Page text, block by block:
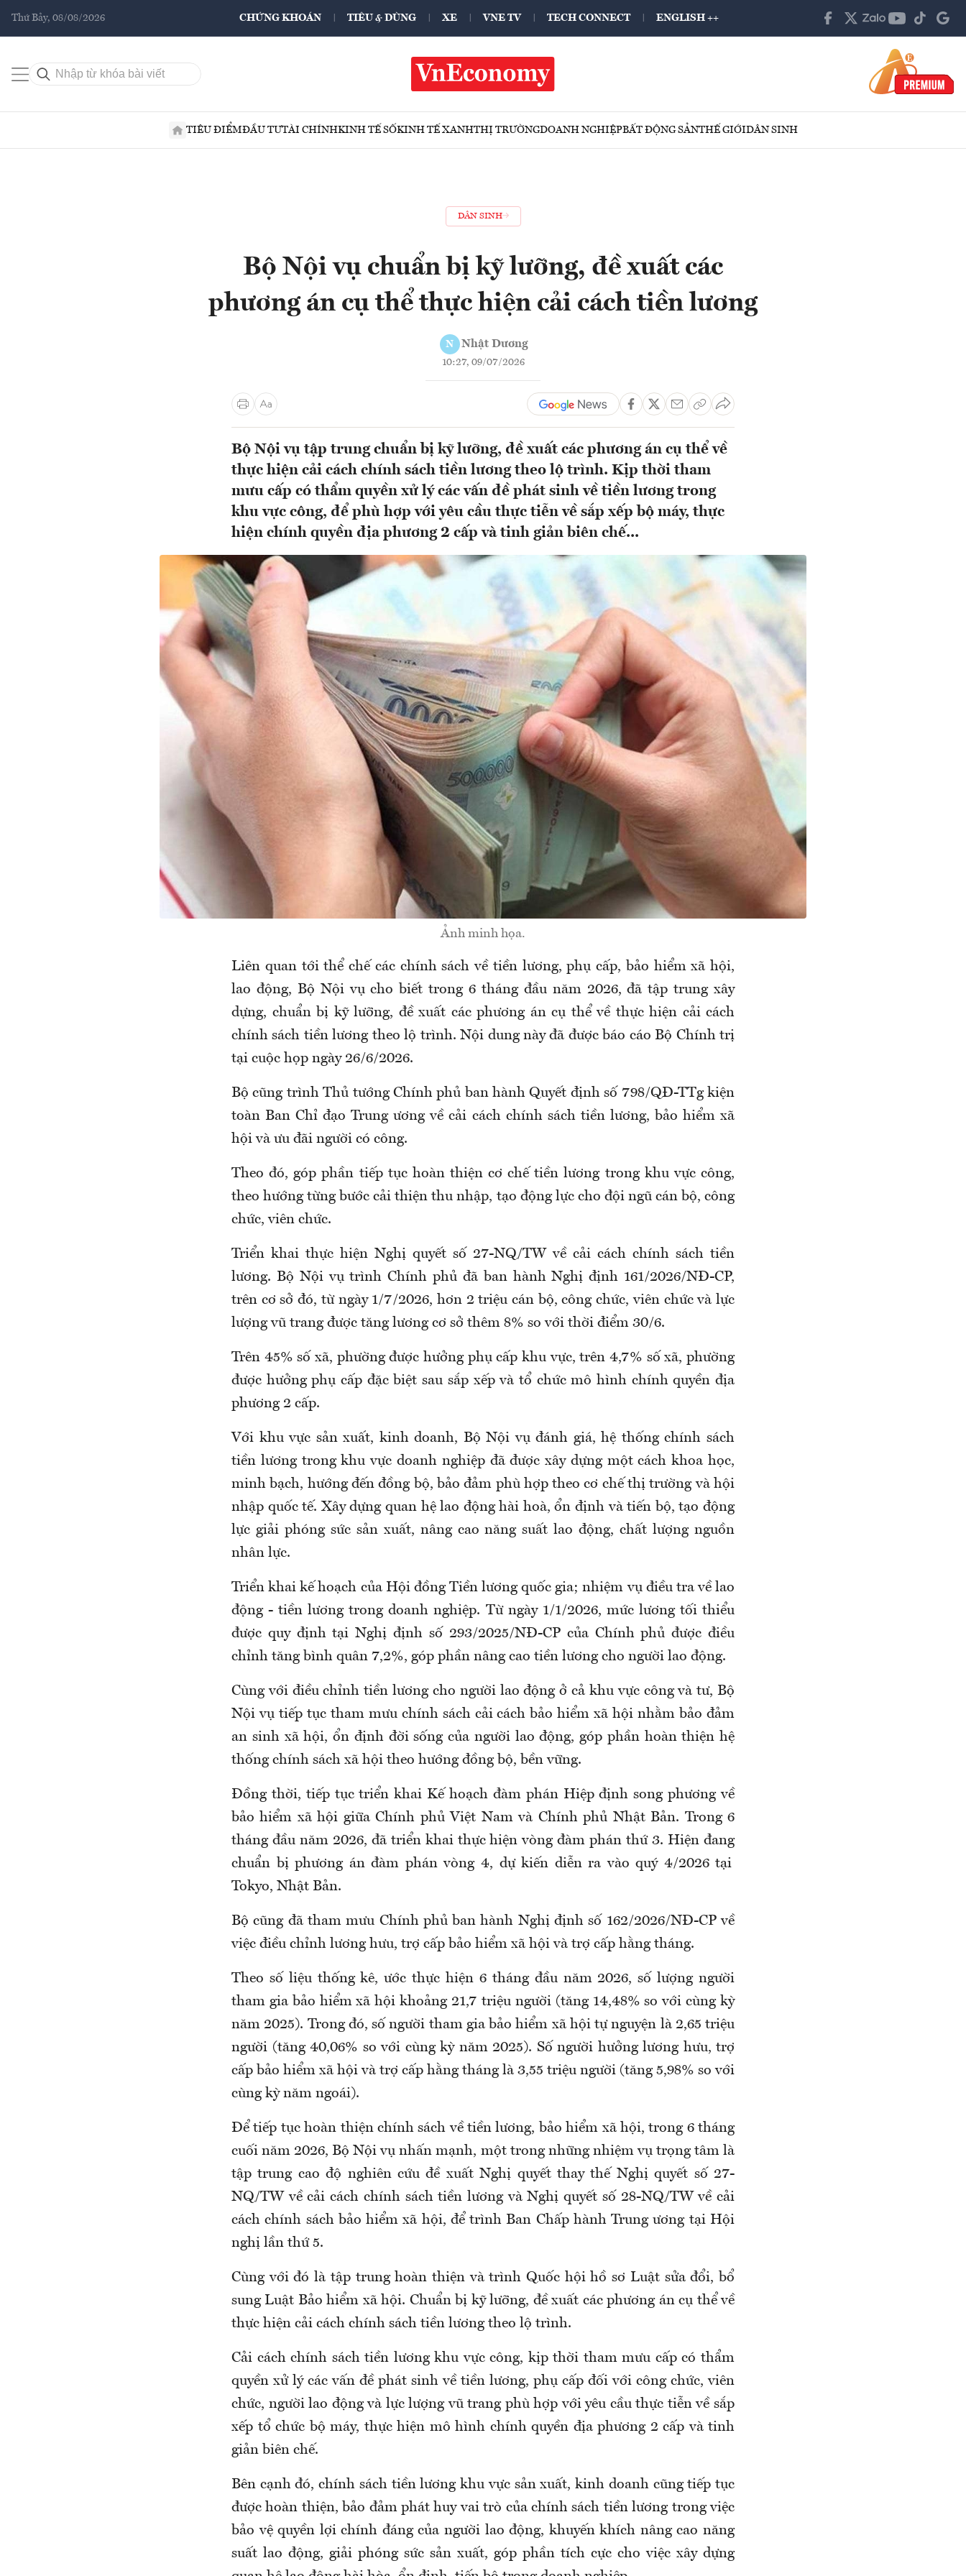
Thứ Bảy, 08/08/2026 CHỨNG KHOÁN TIÊU & DÙNG XE VNE TV TECH CONNECT ENGLISH ++
TIÊU ĐIỂMĐẦU TƯTÀI CHÍNHKINH TẾ SỐKINH TẾ XANHTHỊ TRƯỜNGDOANH NGHIỆPBẤT ĐỘNG SẢNTHẾ GIỚIDÂN SINH
DÂN SINH
Bộ Nội vụ chuẩn bị kỹ lưỡng, đề xuất các
phương án cụ thể thực hiện cải cách tiền lương
N Nhật Dương
10:27, 09/07/2026
Bộ Nội vụ tập trung chuẩn bị kỹ lưỡng, đề xuất các phương án cụ thể về
thực hiện cải cách chính sách tiền lương theo lộ trình. Kịp thời tham
mưu cấp có thẩm quyền xử lý các vấn đề phát sinh về tiền lương trong
khu vực công, để phù hợp với yêu cầu thực tiễn về sắp xếp bộ máy, thực
hiện chính quyền địa phương 2 cấp và tinh giản biên chế...
Ảnh minh họa.
Liên quan tới thể chế các chính sáchvề tiền lương, phụ cấp, bảo hiểm xã hội,
lao động, Bộ Nội vụcho biết trong 6 tháng đầu năm 2026, đãtập trung xây
dựng, chuẩn bị kỹ lưỡng, đề xuất các phương án cụ thể về thực hiện cải cách
chính sách tiền lương theo lộ trình. Nội dung này đã được báo cáo Bộ Chính trị
tại cuộc họp ngày 26/6/2026.
Bộ cũng trình Thủ tướng Chính phủ ban hành Quyết định số 798/QĐ-TTg kiện
toàn Ban Chỉ đạo Trung ương về cải cách chính sách tiền lương, bảo hiểm xã
hội và ưu đãi người có công.
Theo đó, góp phần tiếp tục hoàn thiện cơ chế tiền lương trong khu vực công,
theo hướng từng bước cải thiện thu nhập, tạo động lực cho đội ngũ cán bộ, công
chức, viên chức.
Triển khai thực hiện Nghị quyết số 27-NQ/TW về cải cách chính sách tiền
lương. Bộ Nội vụ trình Chính phủ đã ban hành Nghị định 161/2026/NĐ-CP,
trên cơ sở đó, từ ngày 1/7/2026, hơn 2 triệu cán bộ, công chức, viên chức và lực
lượng vũ trang được tăng lương cơ sở thêm 8% so với thời điểm 30/6.
Trên 45% số xã, phường được hưởng phụ cấp khu vực, trên 4,7% số xã, phường
được hưởng phụ cấp đặc biệt sau sắp xếp và tổ chức mô hình chính quyền địa
phương 2 cấp.
Với khu vực sản xuất, kinh doanh, Bộ Nội vụ đánh giá, hệ thống chính sách
tiền lương trong khu vực doanh nghiệp đã được xây dựng một cách khoa học,
minh bạch, hướng đến đồng bộ, bảo đảm phù hợp theo cơ chế thị trường và hội
nhập quốc tế. Xây dựng quan hệ lao động hài hoà, ổn định và tiến bộ, tạo động
lực giải phóng sức sản xuất, nâng cao năng suất lao động, chất lượng nguồn
nhân lực.
Triển khai kế hoạch của Hội đồng Tiền lương quốc gia; nhiệm vụ điều tra về lao
động - tiền lương trong doanh nghiệp. Từ ngày 1/1/2026, mức lương tối thiểu
được quy định tại Nghị định số 293/2025/NĐ-CP của Chính phủ được điều
chỉnh tăng bình quân 7,2%, góp phần nâng cao tiền lương cho người lao động.
Cùng với điều chỉnh tiền lương cho người lao động ở cả khu vực công và tư, Bộ
Nội vụ tiếp tục tham mưu chính sách cải cách bảo hiểm xã hội nhằm bảo đảm
an sinh xã hội, ổn định đời sống của người lao động, góp phần hoàn thiện hệ
thống chính sách xã hội theo hướng đồng bộ, bền vững.
Đồng thời, tiếp tục triển khai Kế hoạch đàm phán Hiệp định song phương về
bảo hiểm xã hội giữa Chính phủ Việt Nam và Chính phủ Nhật Bản. Trong 6
tháng đầu năm 2026, đã triển khai thực hiện vòng đàm phán thứ 3. Hiện đang
chuẩn bịphương án đàm phán vòng 4, dự kiến diễn ra vàoquý 4/2026 tại
Tokyo, Nhật Bản.
Bộ cũng đã tham mưu Chính phủ ban hành Nghị định số 162/2026/NĐ-CP về
việc điều chỉnh lương hưu, trợ cấp bảo hiểm xã hội và trợ cấp hằng tháng.
Theo số liệu thống kê, ước thực hiện 6 tháng đầu năm 2026, số lượng người
tham gia bảo hiểm xã hội khoảng 21,7 triệu người (tăng 14,48% so với cùng kỳ
năm 2025). Trong đó, số người tham gia bảo hiểm xã hộitự nguyện là 2,65 triệu
người (tăng 40,06% so với cùng kỳ năm 2025). Số người hưởng lương hưu, trợ
cấp bảo hiểm xã hội và trợ cấp hằng tháng là 3,55 triệu người (tăng 5,98% so với
cùng kỳ năm ngoái).
Để tiếp tục hoàn thiện chính sách về tiền lương, bảo hiểm xã hội, trong 6 tháng
cuối năm 2026, Bộ Nội vụ nhấn mạnh, một trong những nhiệm vụ trọng tâm là
tập trung cao độ nghiên cứu đề xuất Nghị quyết thay thế Nghị quyết số 27-
NQ/TW về cải cách chính sách tiền lương và Nghị quyết số 28-NQ/TW về cải
cách chính sách bảo hiểm xã hội, để trình Ban Chấp hành Trung ương tại Hội
nghị lần thứ 5.
Cùng với đó là tập trung hoàn thiện và trình Quốc hội hồ sơ Luật sửa đổi, bổ
sung Luật Bảo hiểm xã hội. Chuẩn bị kỹ lưỡng, đề xuất các phương án cụ thể về
thực hiện cải cách chính sách tiền lương theo lộ trình.
Cải cách chính sách tiền lương khu vực công, kịp thời tham mưu cấp có thẩm
quyền xử lý các vấn đề phát sinh về tiền lương, phụ cấp đối với công chức, viên
chức, người lao động và lực lượng vũ trang phù hợp với yêu cầu thực tiễn về sắp
xếp tổ chức bộ máy, thực hiện mô hình chính quyền địa phương 2 cấp và tinh
giản biên chế.
Bên cạnh đó,chính sách tiền lương khu vực sản xuất, kinh doanhcũng tiếp tục
được hoàn thiện, bảo đảm phát huy vai trò của chính sách tiền lương trong việc
bảo vệ quyền lợi chính đáng của người lao động, khuyến khích nâng cao năng
suất lao động, giải phóng sức sản xuất, góp phần tích cực cho việc xây dựng